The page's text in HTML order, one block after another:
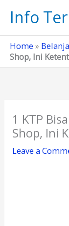
Info
Home » Belanja
Shop, Ini
1 KTP
Shop, Ini
Leave a